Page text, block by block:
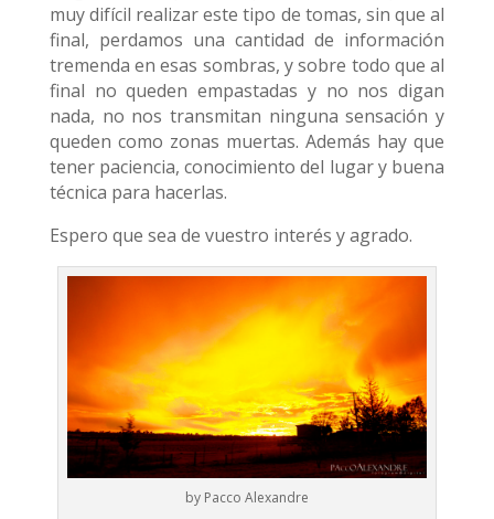
muy difícil realizar este tipo de tomas, sin que al
final, perdamos una cantidad de información
tremenda en esas sombras, y sobre todo que al
final no queden empastadas y no nos digan
nada, no nos transmitan ninguna sensación y
queden como zonas muertas. Además hay que
tener paciencia, conocimiento del lugar y buena
técnica para hacerlas.
Espero que sea de vuestro interés y agrado.
by Pacco Alexandre